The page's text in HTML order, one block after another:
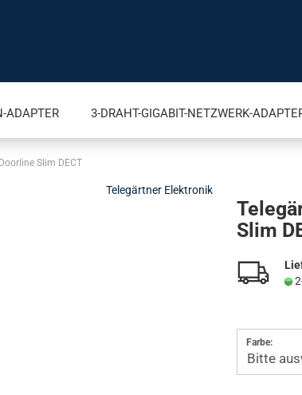
ADAPTER 3-DRAHT-GIGABIT-NETZWERK-
FÜR FRITZ!BOX
IP VIDEOKAMERAS FÜR AVM FRITZ!BOX
Slim DECT
Telegärtner Elektronik
Slim
Farbe: